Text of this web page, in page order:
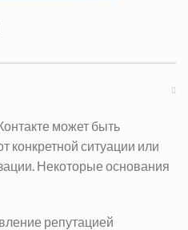
может быть
конкретной ситуации или
Некоторые основания
репутацией